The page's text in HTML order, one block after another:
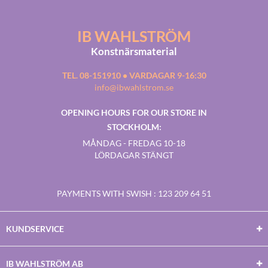
IB WAHLSTRÖM
Konstnärsmaterial
TEL. 08-151910 • VARDAGAR 9-16:30
info@ibwahlstrom.se
OPENING HOURS FOR OUR STORE IN
STOCKHOLM:
MÅNDAG - FREDAG 10-18
LÖRDAGAR STÄNGT
PAYMENTS WITH SWISH : 123 209 64 51
KUNDSERVICE
IB WAHLSTRÖM AB